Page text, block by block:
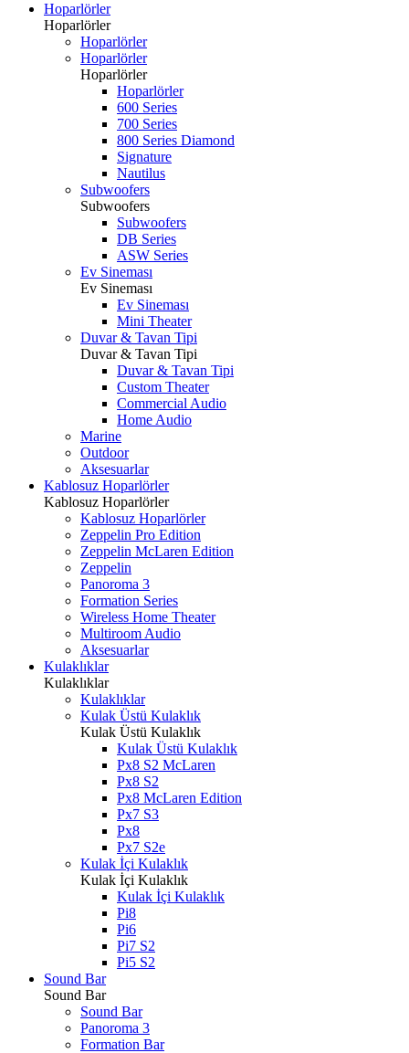
Hoparlörler
Hoparlörler
Hoparlörler
Hoparlörler
Hoparlörler
Hoparlörler
600 Series
700 Series
800 Series Diamond
Signature
Nautilus
Subwoofers
Subwoofers
Subwoofers
DB Series
ASW Series
Ev Sineması
Ev Sineması
Ev Sineması
Mini Theater
Duvar & Tavan Tipi
Duvar & Tavan Tipi
Duvar & Tavan Tipi
Custom Theater
Commercial Audio
Home Audio
Marine
Outdoor
Aksesuarlar
Kablosuz Hoparlörler
Kablosuz Hoparlörler
Kablosuz Hoparlörler
Zeppelin Pro Edition
Zeppelin McLaren Edition
Zeppelin
Panoroma 3
Formation Series
Wireless Home Theater
Multiroom Audio
Aksesuarlar
Kulaklıklar
Kulaklıklar
Kulaklıklar
Kulak Üstü Kulaklık
Kulak Üstü Kulaklık
Kulak Üstü Kulaklık
Px8 S2 McLaren
Px8 S2
Px8 McLaren Edition
Px7 S3
Px8
Px7 S2e
Kulak İçi Kulaklık
Kulak İçi Kulaklık
Kulak İçi Kulaklık
Pi8
Pi6
Pi7 S2
Pi5 S2
Sound Bar
Sound Bar
Sound Bar
Panoroma 3
Formation Bar